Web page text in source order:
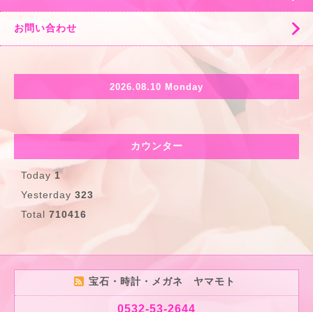
お問い合わせ
2026.08.10 Monday
カウンター
Today1
Yesterday 323
Total 710416
宝石・時計・メガネ ヤマモト
0532-53-2644